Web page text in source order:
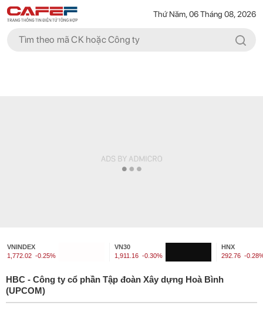
Thứ Năm, 06 Tháng 08, 2026
VNINDEX
1,772.02 -0.25%
VN30
1,911.16 -0.30%
HNX
292.76 -
HBC - Công ty cổ phần Tập đoàn Xây dựng Hoà Bình
(UPCOM)